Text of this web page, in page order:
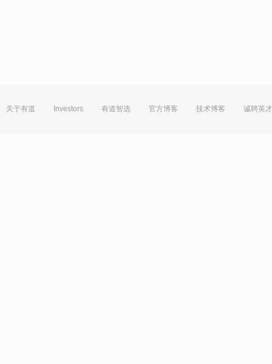
关于有道 Investors 有道智选 官方博客 技术博客 诚聘英才